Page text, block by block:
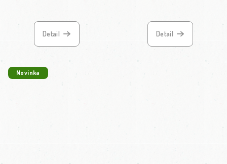
Detail Detail
Novinka